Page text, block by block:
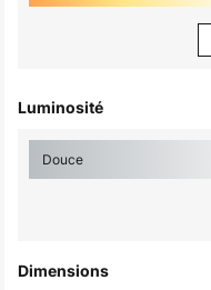
Luminosité
Douce
Dimensions